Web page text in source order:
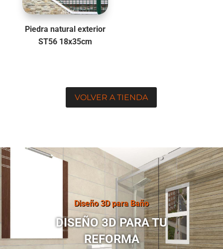
Piedra natural exterior
ST56 18x35cm
VOLVER A TIENDA
Diseño 3D para Baño
DISEÑO 3D PARA TU
REFORMA